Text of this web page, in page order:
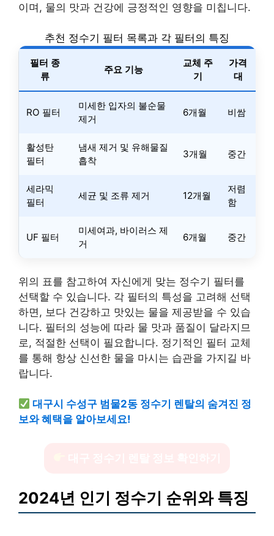
이며, 물의 맛과 건강에 긍정적인 영향을 미칩니다.
추천 정수기 필터 목록과 각 필터의 특징
필터 종
류
주요 기능
교체 주
기
가격
대
RO 필터
미세한 입자의 불순물
제거
6개월 비쌈
활성탄
필터
냄새 제거 및 유해물질
흡착
3개월 중간
세라믹
필터
세균 및 조류 제거 12개월
저렴
함
UF 필터
미세여과, 바이러스 제
거
6개월 중간
위의 표를 참고하여 자신에게 맞는 정수기 필터를
선택할 수 있습니다. 각 필터의 특성을 고려해 선택
하면, 보다 건강하고 맛있는 물을 제공받을 수 있습
니다. 필터의 성능에 따라 물 맛과 품질이 달라지므
로, 적절한 선택이 필요합니다. 정기적인 필터 교체
를 통해 항상 신선한 물을 마시는 습관을 가지길 바
랍니다.
대구시 수성구 범물2동 정수기 렌탈의 숨겨진 정
보와 혜택을 알아보세요!
2024년 인기 정수기 순위와 특징